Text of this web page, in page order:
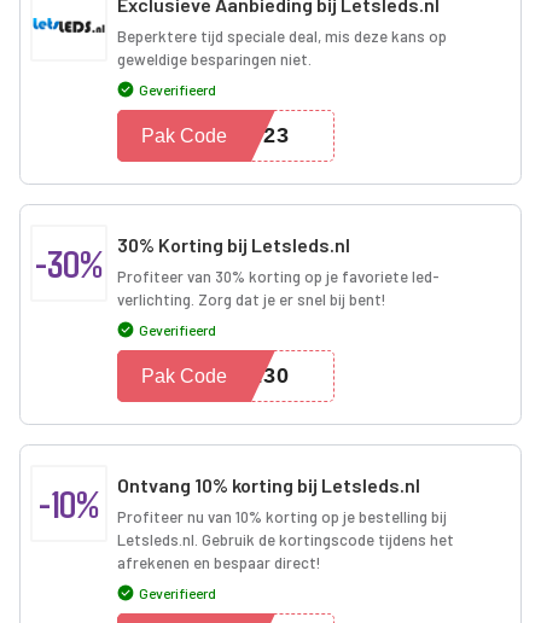
Beperktere tijd speciale deal, mis deze kans op
geweldige besparingen niet.
Geverifieerd
2023
Pak Code
-30% 30% Korting bij Letsleds.nl
Profiteer van 30% korting op je favoriete led-
verlichting. Zorg dat je er snel bij bent!
Geverifieerd
LE30
Pak Code
-10% Ontvang 10% korting bij Letsleds.nl
Profiteer nu van 10% korting op je bestelling bij
Letsleds.nl. Gebruik de kortingscode tijdens het
afrekenen en bespaar direct!
Geverifieerd